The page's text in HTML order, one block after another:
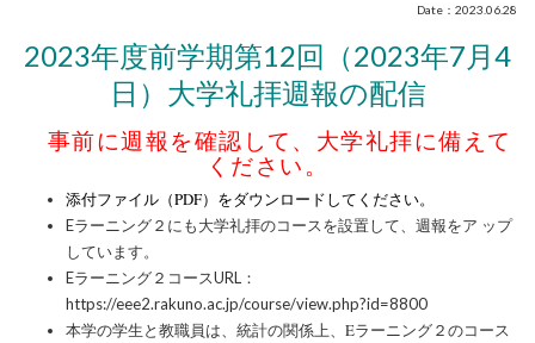
Date：2023.06.28
2023年度前学期第12回（2023年7月4
日）大学礼拝週報の配信
事前に週報を確認して、大学礼拝に備えて
ください。
添付ファイル（PDF）をダウンロードしてください。
Eラーニング２にも大学礼拝のコースを設置して、週報をア ップ
しています。
Eラーニング２コースURL：
https://eee2.rakuno.ac.jp/course/view.php?id=8800
本学の学生と教職員は、 統計の関係上、 Eラーニング２のコース